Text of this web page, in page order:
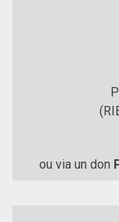
ou via un don